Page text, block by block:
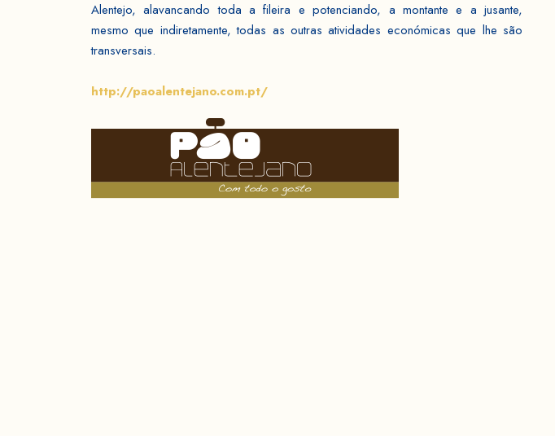
Alentejo, alavancando toda a fileira e potenciando, a montante e a jusante,
mesmo que indiretamente, todas as outras atividades económicas que lhe são
transversais.
http://paoalentejano.com.pt/